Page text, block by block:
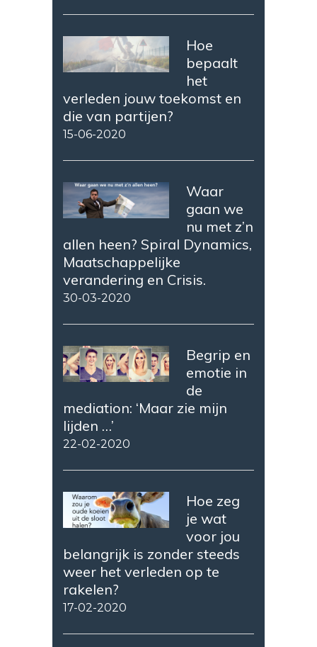
Hoe
bepaalt
het
verleden jouw toekomst en
die van partijen?
15-06-2020
Waar
gaan we
nu met z’n
allen heen? Spiral Dynamics,
Maatschappelijke
verandering en Crisis.
30-03-2020
Begrip en
emotie in
de
mediation: ‘Maar zie mijn
lijden …’
22-02-2020
Hoe zeg
je wat
voor jou
belangrijk is zonder steeds
weer het verleden op te
rakelen?
17-02-2020